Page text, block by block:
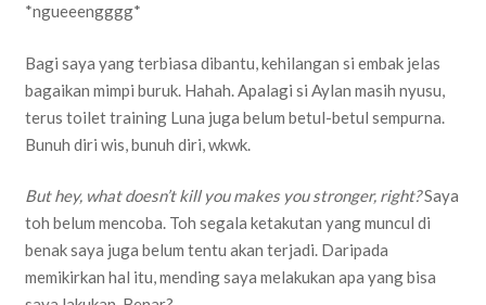
*ngueeengggg*
Bagi saya yang terbiasa dibantu, kehilangan si embak jelas
bagaikan mimpi buruk. Hahah. Apalagi si Aylan masih nyusu,
terus toilet training Luna juga belum betul-betul sempurna.
Bunuh diri wis, bunuh diri, wkwk.
But hey, what doesn’t kill you makes you stronger, right?Saya
toh belum mencoba. Toh segala ketakutan yang muncul di
benak saya juga belum tentu akan terjadi. Daripada
memikirkan hal itu, mending saya melakukan apa yang bisa